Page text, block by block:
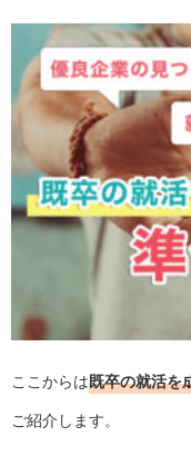
ここからは既卒の就活を
ご紹介します。